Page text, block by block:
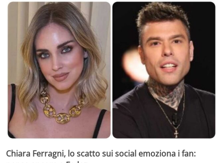
Chiara Ferragni, lo scatto sui social emoziona i fan: